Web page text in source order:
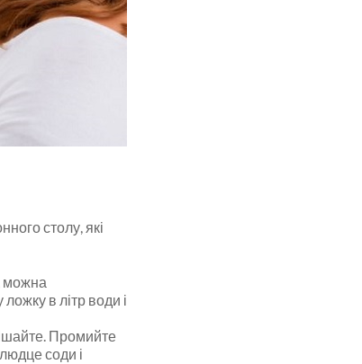
столу, які
можна
в літр води і
Промийте
соди і